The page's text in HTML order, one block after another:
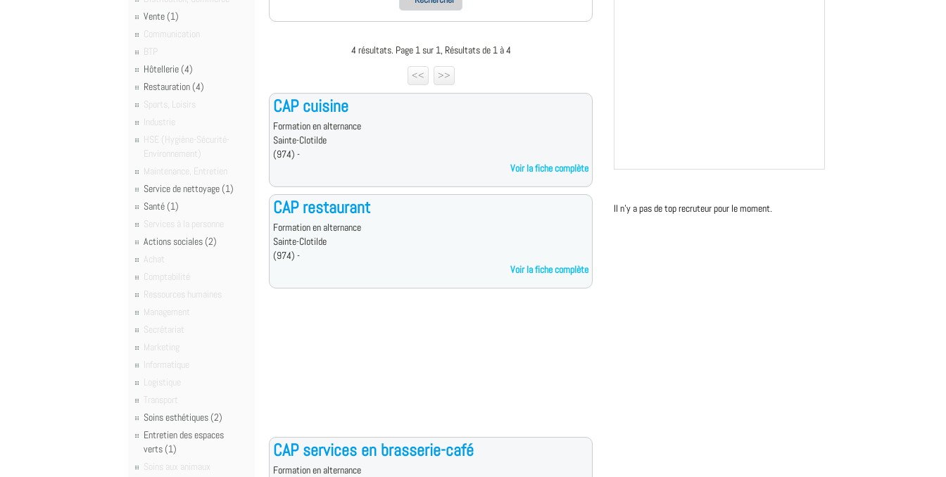
Vente (1)
Communication
BTP
Hôtellerie (4)
Restauration (4)
Sports, Loisirs
Industrie
HSE (Hygiène-Sécurité-
Environnement)
Maintenance, Entretien
Service de nettoyage (1)
Santé (1)
Services à la personne
Actions sociales (2)
Achat
Comptabilité
Ressources humaines
Management
Secrétariat
Marketing
Informatique
Logistique
Transport
Soins esthétiques (2)
Entretien des espaces
verts (1)
Soins aux animaux
4 résultats. Page 1 sur 1, Résultats de 1 à 4
<<
>>
CAP cuisine
Formation en alternance
Sainte-Clotilde
(974) -
Voir la fiche complète
CAP restaurant
Formation en alternance
Sainte-Clotilde
(974) -
Voir la fiche complète
CAP services en brasserie-café
Formation en alternance
Il n'y a pas de top recruteur pour le moment.